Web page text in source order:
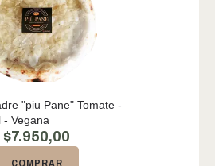
"piu Pane" Tomate -
Elaboracion Artesanal - Vegana
$7.950,00
COMPRAR